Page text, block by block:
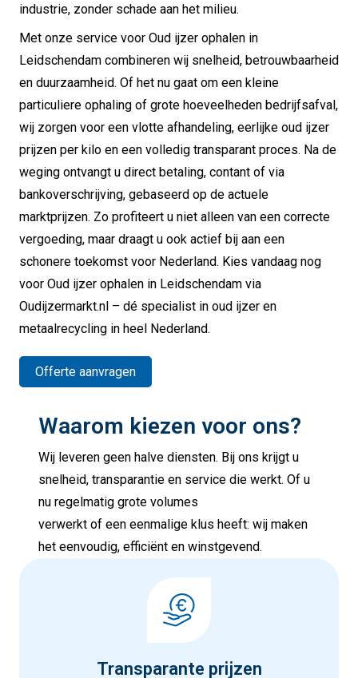
industrie, zonder schade aan het milieu.
Met onze service voor Oud ijzer ophalen in
Leidschendam combineren wij snelheid, betrouwbaarheid
en duurzaamheid. Of het nu gaat om een kleine
particuliere ophaling of grote hoeveelheden bedrijfsafval,
wij zorgen voor een vlotte afhandeling, eerlijke oud ijzer
prijzen per kilo en een volledig transparant proces. Na de
weging ontvangt u direct betaling, contant of via
bankoverschrijving, gebaseerd op de actuele
marktprijzen. Zo profiteert u niet alleen van een correcte
vergoeding, maar draagt u ook actief bij aan een
schonere toekomst voor Nederland. Kies vandaag nog
voor Oud ijzer ophalen in Leidschendam via
Oudijzermarkt.nl – dé specialist in oud ijzer en
metaalrecycling in heel Nederland.
Offerte aanvragen
Waarom kiezen voor ons?
Wij leveren geen halve diensten. Bij ons krijgt u
snelheid, transparantie en service die werkt. Of u
nu regelmatig grote volumes
verwerkt of een eenmalige klus heeft: wij maken
het eenvoudig, efficiënt en winstgevend.
Transparante prijzen